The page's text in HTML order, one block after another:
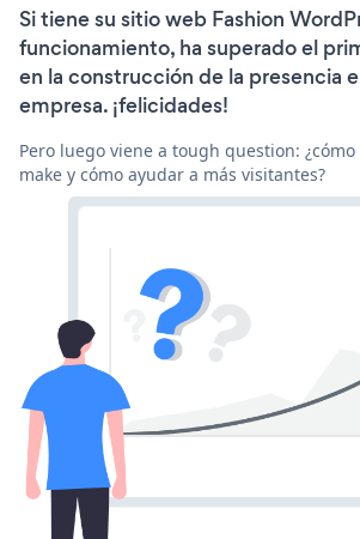
Si tiene su sitio web Fashion
funcionamiento, ha superado el
en la construcción de la presencia
empresa. ¡felicidades!
Pero luego viene a tough question:
make y cómo ayudar a más visitantes?